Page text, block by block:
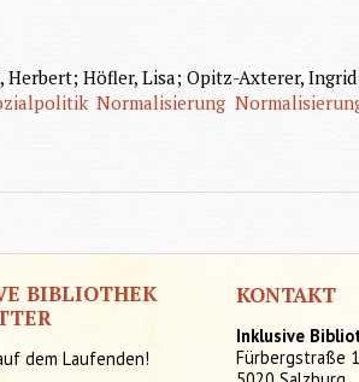
Herbert; Höfler, Lisa; Opitz-Axterer,
Normalisierung
BIBLIOTHEK
dem Laufenden!
KONTAKT
Inklusive
Fürbergstraße